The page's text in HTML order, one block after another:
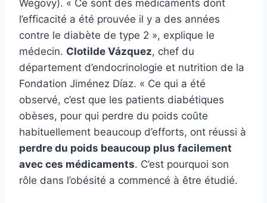
Wegovy). « Ce sont des médicaments dont
l’efficacité a été prouvée il y a des années
contre le diabète de type 2 », explique le
médecin. Clotilde Vázquez, chef du
département d’endocrinologie et nutrition de la
Fondation Jiménez Díaz. « Ce qui a été
observé, c’est que les patients diabétiques
obèses, pour qui perdre du poids coûte
habituellement beaucoup d’efforts, ont réussi à
perdre du poids beaucoup plus facilement
avec ces médicaments. C’est pourquoi son
rôle dans l’obésité a commencé à être étudié.